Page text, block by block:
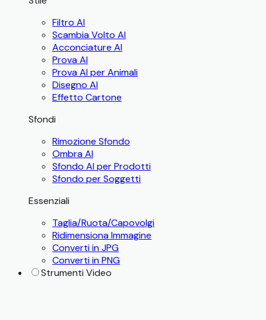
Filtro AI
Scambia Volto AI
Acconciature AI
Prova AI
Prova AI per Animali
Disegno AI
Effetto Cartone
Sfondi
Rimozione Sfondo
Ombra AI
Sfondo AI per Prodotti
Sfondo per Soggetti
Essenziali
Taglia/Ruota/Capovolgi
Ridimensiona Immagine
Converti in JPG
Converti in PNG
Strumenti Video